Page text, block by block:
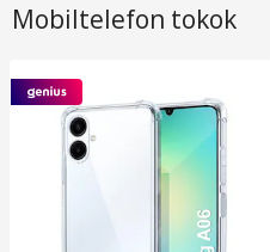
Mobiltelefon tokok